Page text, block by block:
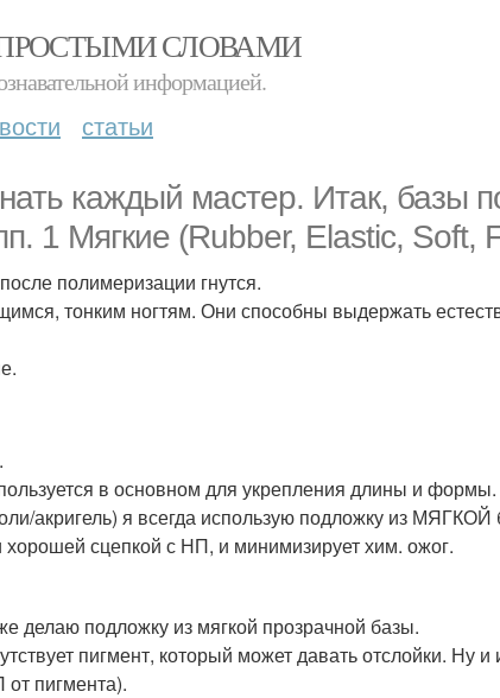
СЛОВАМИ
информацией.
статьи
каждый мастер. Итак, базы
1 Мягкие (Rubber, Elastic, Soft,
полимеризации гнутся.
тонким ногтям. Они способны выдержать
в основном для укрепления длины и
акригель) я всегда использую подложку из
сцепкой с НП, и минимизирует хим. ожог.
делаю подложку из мягкой прозрачной базы.
пигмент, который может давать отслойки. Ну и
пигмента).